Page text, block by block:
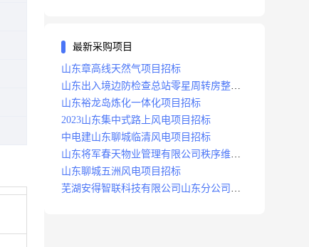
最新采购项目
山东章高线天然气项目招标
山东出入境边防检查总站零星周转房整修
项目招标中标
山东裕龙岛炼化一体化项目招标
2023山东集中式路上风电项目招标
中电建山东聊城临清风电项目招标
山东将军春天物业管理有限公司秩序维护
服务项目招标公告
山东聊城五洲风电项目招标
芜湖安得智联科技有限公司山东分公司济